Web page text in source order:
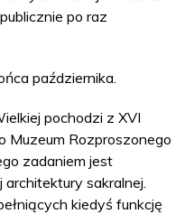
po raz
października.
pochodzi z XVI
Muzeum Rozproszonego
zadaniem jest
sakralnej.
kiedyś funkcję